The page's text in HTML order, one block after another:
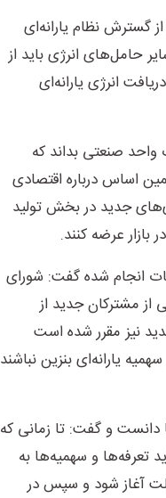
گسترش نظام یارانه‌ای
حامل‌های انرژی باید از
انرژی یارانه‌ای
واحد صنعتی بداند که
اساس درباره اقتصادی
جدید در بخش تولید
بازار عرضه کنند.
انجام شده گفت: شورای
مشترکان جدید از
نیز مقرر شده است
یارانه‌ای بنزین نباشند
دانست و گفت: تا زمانی که
تعرفه‌ها و سهمیه‌ها به
آغاز شود و سپس در